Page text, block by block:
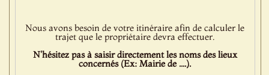
Nous avons besoin de votre itinéraire afin de calculer le
trajet que le propriétaire devra effectuer.
N'hésitez pas à saisir directement les noms des lieux
concernés (Ex: Mairie de ....).